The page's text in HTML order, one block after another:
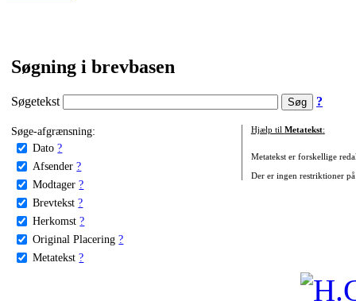
Søgning i brevbasen
Søgetekst ?
Søge-afgrænsning:
Dato ?
Afsender ?
Modtager ?
Brevtekst ?
Herkomst ?
Original Placering ?
Metatekst ?
Hjælp til Metatekst:
Metatekst er forskellige
Der er ingen restriktioner